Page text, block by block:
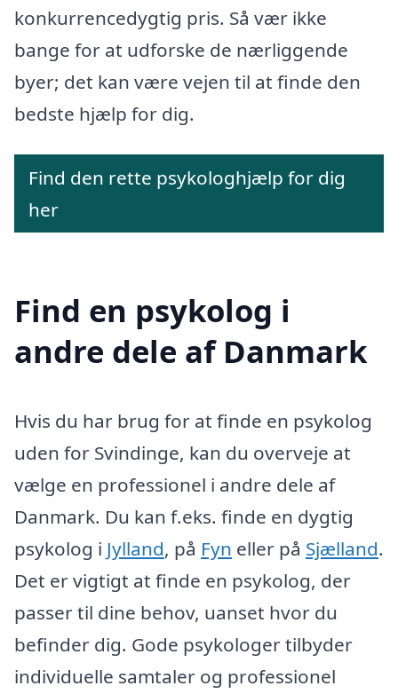
konkurrencedygtig pris. Så vær ikke
bange for at udforske de nærliggende
byer; det kan være vejen til at finde den
bedste hjælp for dig.
Find den rette psykologhjælp for dig
her
Find en psykolog i
andre dele af Danmark
Hvis du har brug for at finde en psykolog
uden for Svindinge, kan du overveje at
vælge en professionel i andre dele af
Danmark. Du kan f.eks. finde en dygtig
psykolog i Jylland, på Fyn eller på Sjælland.
Det er vigtigt at finde en psykolog, der
passer til dine behov, uanset hvor du
befinder dig. Gode psykologer tilbyder
individuelle samtaler og professionel